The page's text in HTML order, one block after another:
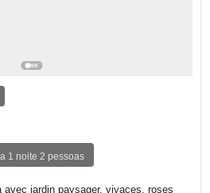
1 noite 2 pessoas
avec jardin paysager, vivaces, roses